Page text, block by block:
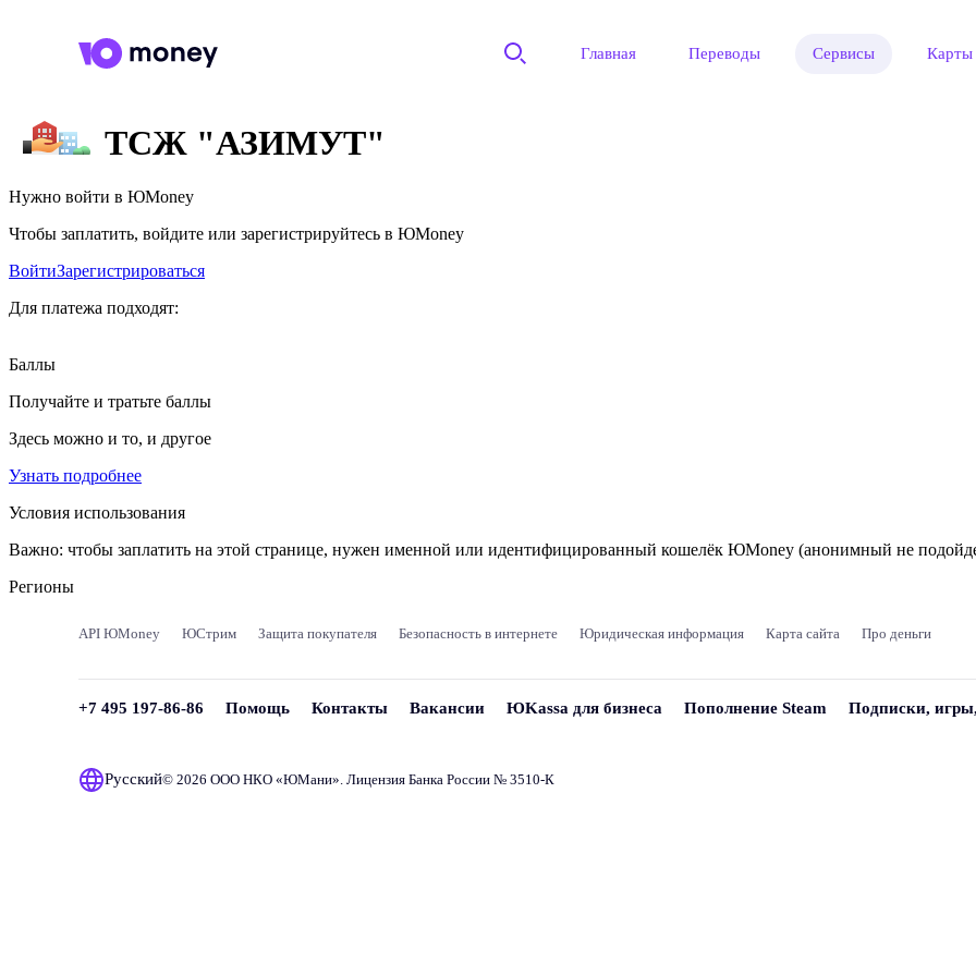
Главная Переводы Сервисы Карты
ТСЖ "АЗИМУТ"
Нужно войти в ЮMoney
Чтобы заплатить, войдите или зарегистрируйтесь в ЮMoney
ВойтиЗарегистрироваться
Для платежа подходят:
Баллы
Получайте и тратьте баллы
Здесь можно и то, и другое
Узнать подробнее
Условия использования
Важно: чтобы заплатить на этой странице, нужен именной или идентифицированный кошелёк ЮMoney (анонимный не
Регионы
API ЮMoney ЮСтрим Защита покупателя Безопасность в интернете Юридическая информация Карта сайта Про деньги
+7 495 197-86-86 Помощь Контакты Вакансии ЮKassa для бизнеса Пополнение Steam Подписки,
Русский© 2026 ООО НКО «ЮМани». Лицензия Банка России № 3510‑К